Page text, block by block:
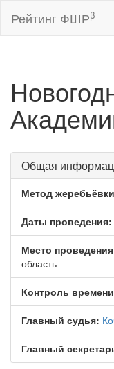
Рейтинг ФШРβ
Общая
Метод
Даты проведения:
Место
область
Контроль
Главный судья:
Главный